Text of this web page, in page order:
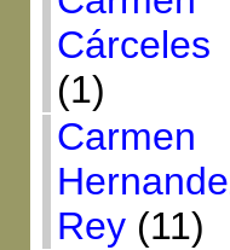
Cárceles
(1)
Carmen
Rey(11)